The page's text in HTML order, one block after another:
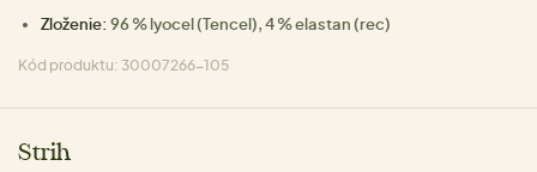
Zloženie: 96 % lyocel (Tencel), 4 % elastan (rec)
Kód produktu: 30007266-105
Strih